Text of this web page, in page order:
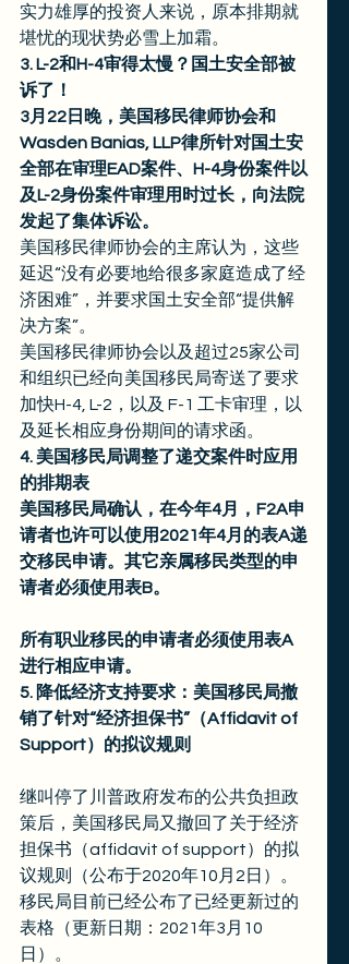
实力雄厚的投资人来说，原本排期就
堪忧的现状势必雪上加霜。
3. L-2和H-4审得太慢？国土安全部被
诉了！
3月22日晚，美国移民律师协会和
Wasden Banias, LLP律所针对国土安
全部在审理EAD案件、H-4身份案件以
及L-2身份案件审理用时过长，向法院
发起了集体诉讼。
美国移民律师协会的主席认为，这些
延迟“没有必要地给很多家庭造成了经
济困难”，并要求国土安全部“提供解
决方案”。
美国移民律师协会以及超过25家公司
和组织已经向美国移民局寄送了要求
加快H-4, L-2，以及 F-1 工卡审理，以
及延长相应身份期间的请求函。
4. 美国移民局调整了递交案件时应用
的排期表
美国移民局确认，在今年4月，F2A申
请者也许可以使用2021年4月的表A递
交移民申请。其它亲属移民类型的申
请者必须使用表B。
所有职业移民的申请者必须使用表A
进行相应申请。
5. 降低经济支持要求：美国移民局撤
销了针对“经济担保书”（Affidavit of
Support）的拟议规则
继叫停了川普政府发布的公共负担政
策后，美国移民局又撤回了关于经济
担保书（affidavit of support）的拟
议规则（公布于2020年10月2日）。
移民局目前已经公布了已经更新过的
表格（更新日期：2021年3月10
日）。